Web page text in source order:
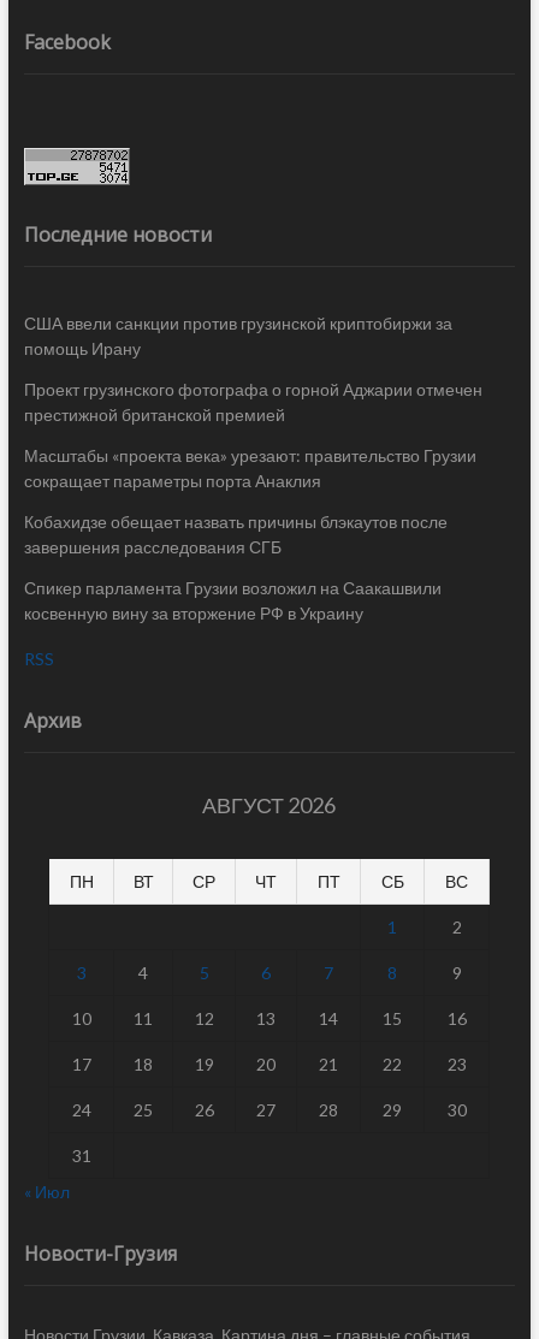
Facebook
Последние новости
США ввели санкции против грузинской криптобиржи за
помощь Ирану
Проект грузинского фотографа о горной Аджарии отмечен
престижной британской премией
Масштабы «проекта века» урезают: правительство Грузии
сокращает параметры порта Анаклия
Кобахидзе обещает назвать причины блэкаутов после
завершения расследования СГБ
Спикер парламента Грузии возложил на Саакашвили
косвенную вину за вторжение РФ в Украину
RSS
Архив
АВГУСТ 2026
ПН ВТ СР ЧТ ПТ СБ ВС
1 2
3 4 5 6 7 8 9
10 11 12 13 14 15 16
17 18 19 20 21 22 23
24 25 26 27 28 29 30
31
« Июл
Новости-Грузия